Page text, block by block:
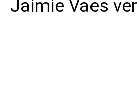
Jaimie Vaes